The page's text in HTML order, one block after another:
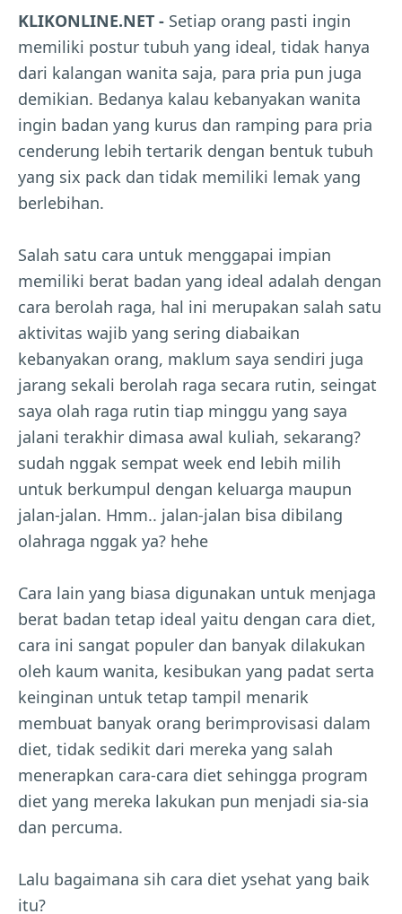
KLIKONLINE.NET - Setiap orang pasti ingin
memiliki postur tubuh yang ideal, tidak hanya
dari kalangan wanita saja, para pria pun juga
demikian. Bedanya kalau kebanyakan wanita
ingin badan yang kurus dan ramping para pria
cenderung lebih tertarik dengan bentuk tubuh
yang six pack dan tidak memiliki lemak yang
berlebihan.
Salah satu cara untuk menggapai impian
memiliki berat badan yang ideal adalah dengan
cara berolah raga, hal ini merupakan salah satu
aktivitas wajib yang sering diabaikan
kebanyakan orang, maklum saya sendiri juga
jarang sekali berolah raga secara rutin, seingat
saya olah raga rutin tiap minggu yang saya
jalani terakhir dimasa awal kuliah, sekarang?
sudah nggak sempat week end lebih milih
untuk berkumpul dengan keluarga maupun
jalan-jalan. Hmm.. jalan-jalan bisa dibilang
olahraga nggak ya? hehe
Cara lain yang biasa digunakan untuk menjaga
berat badan tetap ideal yaitu dengan cara diet,
cara ini sangat populer dan banyak dilakukan
oleh kaum wanita, kesibukan yang padat serta
keinginan untuk tetap tampil menarik
membuat banyak orang berimprovisasi dalam
diet, tidak sedikit dari mereka yang salah
menerapkan cara-cara diet sehingga program
diet yang mereka lakukan pun menjadi sia-sia
dan percuma.
Lalu bagaimana sih cara diet ysehat yang baik
itu?